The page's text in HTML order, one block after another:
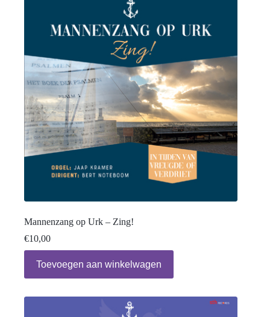
Mannenzang op Urk – Zing!
€10,00
Toevoegen aan winkelwagen